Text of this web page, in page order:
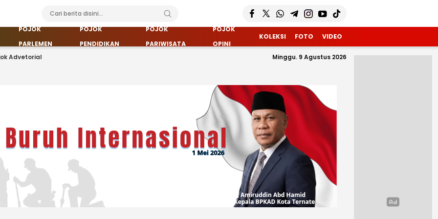
POJOK
PARLEMEN
POJOK
PENDIDIKAN
POJOK
PARIWISATA
POJOK
OPINI
KOLEKSI FOTO VIDEO
Advetorial Minggu. 9 Agustus 2026